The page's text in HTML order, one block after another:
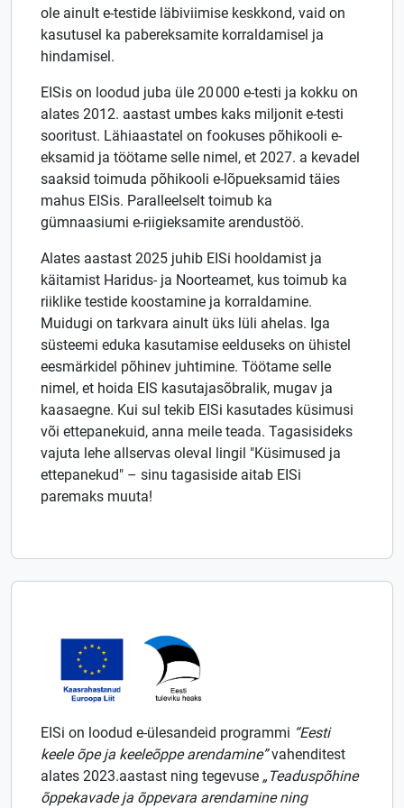
ole ainult e-testide läbiviimise keskkond, vaid on
kasutusel ka pabereksamite korraldamisel ja
hindamisel.
EISis on loodud juba üle 20 000 e-testi ja kokku on
alates 2012. aastast umbes kaks miljonit e-testi
sooritust. Lähiaastatel on fookuses põhikooli e-
eksamid ja töötame selle nimel, et 2027. a kevadel
saaksid toimuda põhikooli e-lõpueksamid täies
mahus EISis. Paralleelselt toimub ka
gümnaasiumi e-riigieksamite arendustöö.
Alates aastast 2025 juhib EISi hooldamist ja
käitamist Haridus- ja Noorteamet, kus toimub ka
riiklike testide koostamine ja korraldamine.
Muidugi on tarkvara ainult üks lüli ahelas. Iga
süsteemi eduka kasutamise eelduseks on ühistel
eesmärkidel põhinev juhtimine. Töötame selle
nimel, et hoida EIS kasutajasõbralik, mugav ja
kaasaegne. Kui sul tekib EISi kasutades küsimusi
või ettepanekuid, anna meile teada. Tagasisideks
vajuta lehe allservas oleval lingil "Küsimused ja
ettepanekud" – sinu tagasiside aitab EISi
paremaks muuta!
EISi on loodud e-ülesandeid programmi “Eesti
keele õpe ja keeleõppe arendamine”vahenditest
alates 2023.aastast ning tegevuse „Teaduspõhine
õppekavade ja õppevara arendamine ning